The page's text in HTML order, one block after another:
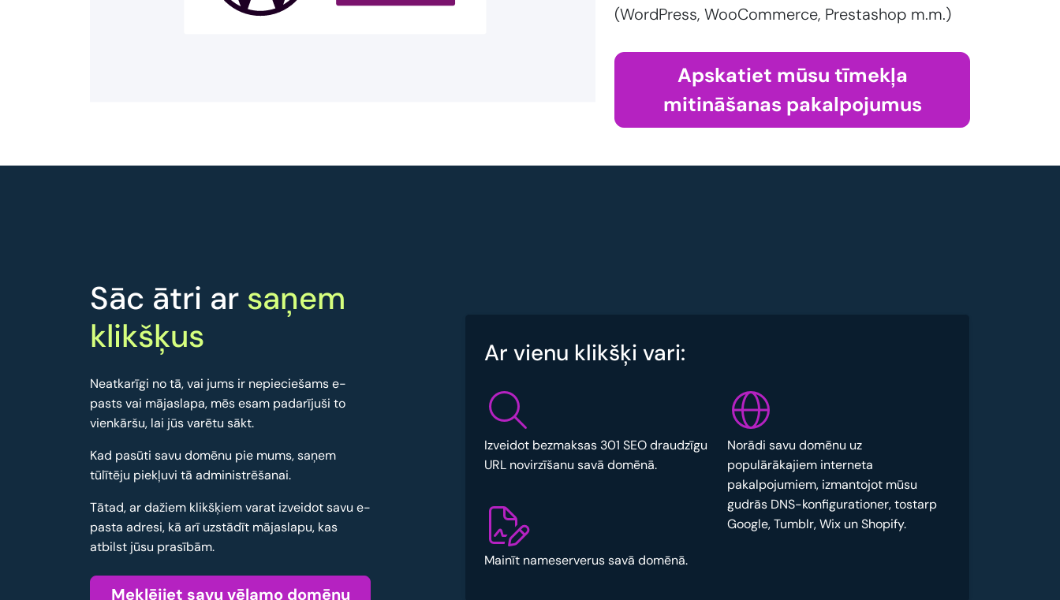
(WordPress, WooCommerce, Prestashop m.m.)
Apskatiet mūsu tīmekļa
mitināšanas pakalpojumus
Sāc ātri ar saņem
klikšķus
Neatkarīgi no tā, vai jums ir nepieciešams e-
pasts vai mājaslapa, mēs esam padarījuši to
vienkāršu, lai jūs varētu sākt.
Kad pasūti savu domēnu pie mums, saņem
tūlītēju piekļuvi tā administrēšanai.
Tātad, ar dažiem klikšķiem varat izveidot savu e-
pasta adresi, kā arī uzstādīt mājaslapu, kas
atbilst jūsu prasībām.
Meklējiet savu vēlamo domēnu
Ar vienu klikšķi vari:
Izveidot bezmaksas 301 SEO draudzīgu
URL novirzīšanu savā domēnā.
Mainīt nameserverus savā domēnā.
Norādi savu domēnu uz
populārākajiem interneta
pakalpojumiem, izmantojot mūsu
gudrās DNS-konfigurationer, tostarp
Google, Tumblr, Wix un Shopify.